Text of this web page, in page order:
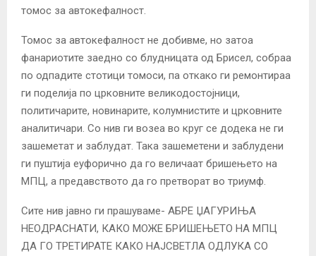
томос за автокефалност.
Томос за автокефалност не добивме, но затоа
фанариотите заедно со блудницата од Брисел, собраа
по одпадите стотици томоси, па откако ги ремонтираа
ги поделија по црковните великодостојници,
политичарите, новинарите, колумнистите и црковните
аналитичари. Со нив ги возеа во круг се додека не ги
зашеметат и заблудат. Така зашеметени и заблудени
ги пуштија еуфорично да го величаат бришењето на
МПЦ, а предавството да го претворат во триумф.
Сите нив јавно ги прашуваме- АБРЕ ЏАГУРИЊА
НЕОДРАСНАТИ, КАКО МОЖЕ БРИШЕЊЕТО НА МПЦ
ДА ГО ТРЕТИРАТЕ КАКО НАЈСВЕТЛА ОДЛУКА СО